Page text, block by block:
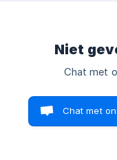
Niet
Chat met
Chat met